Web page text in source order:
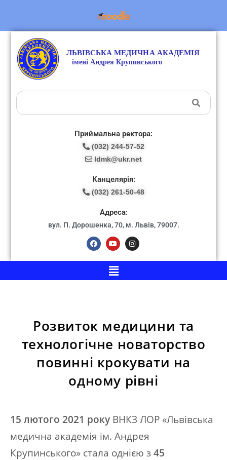
Приймальна ректора:
(032) 244-57-52
ldmk@ukr.net
Канцелярія:
(032) 261-50-48
Адреса:
вул. П. Дорошенка, 70, м. Львів, 79007.
Розвиток медицини та
технологічне новаторство
повинні крокувати на
одному рівні
15 лютого 2021 року ВНКЗ ЛОР «Львівська
медична академія ім. Андрея
Крупинського» стала однією з 45